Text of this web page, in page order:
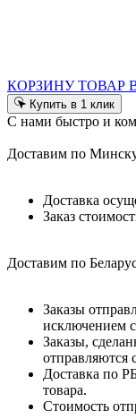
КОРЗИНУ ТОВАР
Купить в 1 клик
С нами быстро и
Доставим по
Доставка
Заказ
Доставим по
Заказы
исключением
Заказы,
Доставка по
товара.
Стоимость